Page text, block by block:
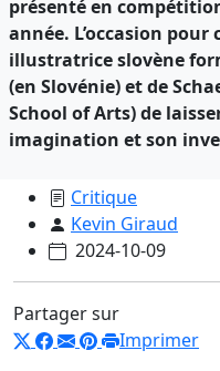
présenté en
année. L’occasion
illustratrice slovène
(en Slovénie) et de
School of Arts) de
imagination et son
Critique
Kevin Giraud
2024-10-09
Partager sur
Imprimer